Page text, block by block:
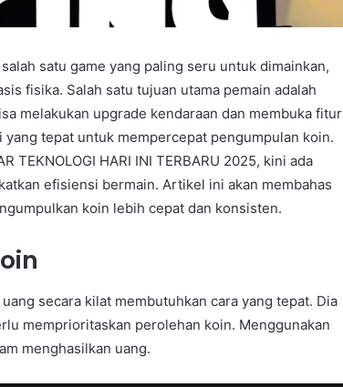
satu game yang paling seru untuk dimainkan,
fisika. Salah satu tujuan utama pemain adalah
melakukan upgrade kendaraan dan membuka fitur
tepat untuk mempercepat pengumpulan koin.
TEKNOLOGI HARI INI TERBARU 2025, kini ada
efisiensi bermain. Artikel ini akan membahas
koin lebih cepat dan konsisten.
secara kilat membutuhkan cara yang tepat. Dia
memprioritaskan perolehan koin. Menggunakan
menghasilkan uang.